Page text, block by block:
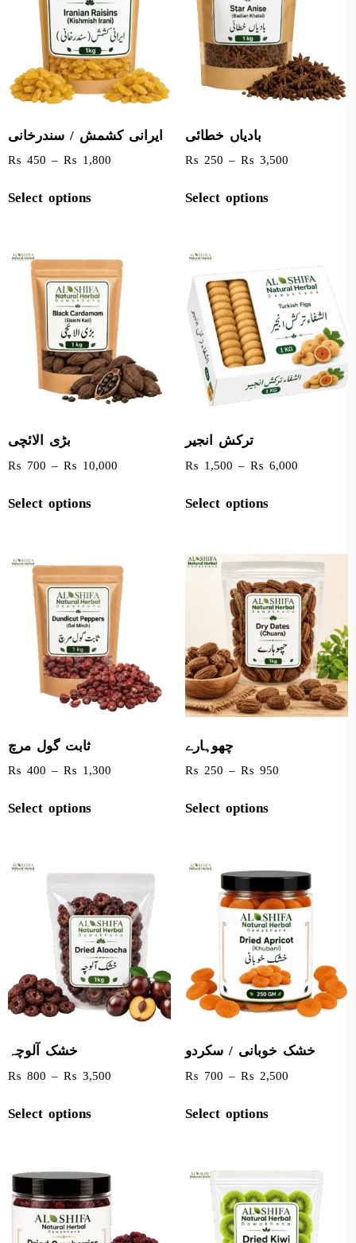
ایرانی کشمش / سندرخانی
₨ 450 – ₨ 1,800
Select options
بادیاں خطائی
₨ 250 – ₨ 3,500
Select options
بڑی الائچی
₨ 700 – ₨ 10,000
Select options
ترکش انجیر
₨ 1,500 – ₨ 6,000
Select options
ثابت گول مرچ
₨ 400 – ₨ 1,300
Select options
چھوہارے
₨ 250 – ₨ 950
Select options
خشک آلوچہ
₨ 800 – ₨ 3,500
Select options
خشک خوبانی / سکردو
₨ 700 – ₨ 2,500
Select options